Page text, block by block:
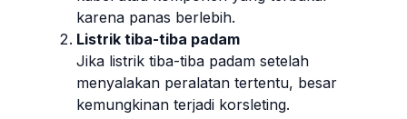
karena panas berlebih.
Listrik tiba-tiba padam
Jika listrik tiba-tiba padam setelah
menyalakan peralatan tertentu, besar
kemungkinan terjadi korsleting.